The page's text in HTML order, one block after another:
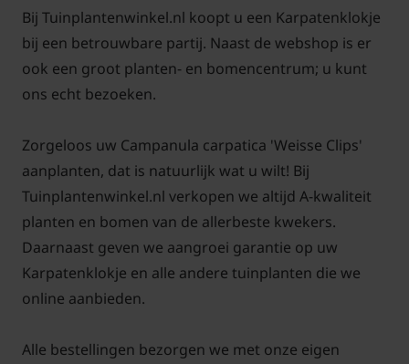
afknippen. Hierna worden er vaak weer scheutjes
gevormd waar een tweede bloei op komt. De
bloemen lijken op witte klokjes. Zo kan u de
bloeiperiode verlengen. De bloemen trekken veel
Moeten de uitgebloeide bloemen
afgeknipt worden?
Om een goede tweede bloei te krijgen, is het wel
verstandig om dit te doen, de bloeitijd wordt
hierdoor verlengd. De prachtige witte bloemen
trekken veel bijen en hommels aan. Zet de plant in
Gebruik bij het aanplanten wat aanplantgrond.
Bij Tuinplantenwinkel.nl koopt u een Karpatenklokje
bij een betrouwbare partij. Naast de webshop is er
ook een groot planten- en bomencentrum; u kunt
ons echt bezoeken.
Zorgeloos uw Campanula carpatica 'Weisse Clips'
aanplanten, dat is natuurlijk wat u wilt! Bij
Tuinplantenwinkel.nl verkopen we altijd A-kwaliteit
planten en bomen van de allerbeste kwekers.
Daarnaast geven we aangroei garantie op uw
Karpatenklokje en alle andere tuinplanten die we
online aanbieden.
Alle bestellingen bezorgen we met onze eigen